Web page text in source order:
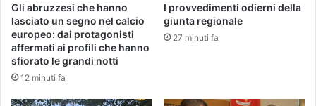
Gli abruzzesi che hanno
lasciato un segno nel calcio
europeo: dai protagonisti
affermati ai profili che hanno
sfiorato le grandi notti
12 minuti fa
I provvedimenti odierni della
giunta regionale
27 minuti fa